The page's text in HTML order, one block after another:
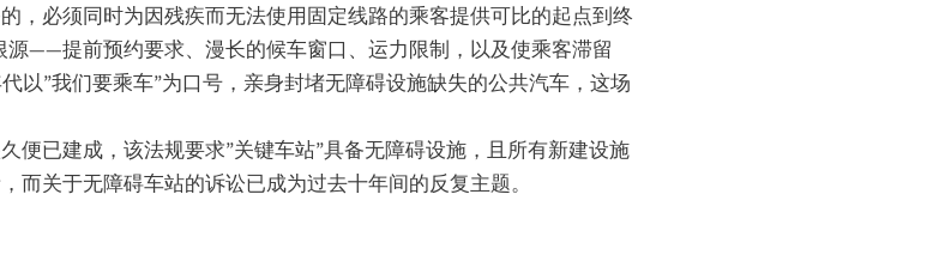
，必须同时为因残疾而无法使用固定线路的乘客提供可比的起点到终
——提前预约要求、漫长的候车窗口、运力限制，以及使乘客滞留
以”我们要乘车”为口号，亲身封堵无障碍设施缺失的公共汽车，这场
便已建成，该法规要求”关键车站”具备无障碍设施，且所有新建设施
关于无障碍车站的诉讼已成为过去十年间的反复主题。